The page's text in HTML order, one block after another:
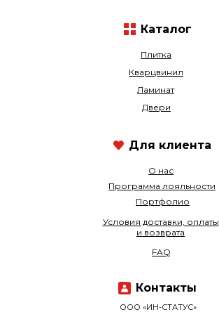
Плитка
Кварцвинил
О нас
Ламинат
Программа лояльности
Двери
Портфолио
ООО «ИН-СТАТУС»
Условия доставки, оплаты
и возврата
FAQ
Каталог
Контакты
Для клиента